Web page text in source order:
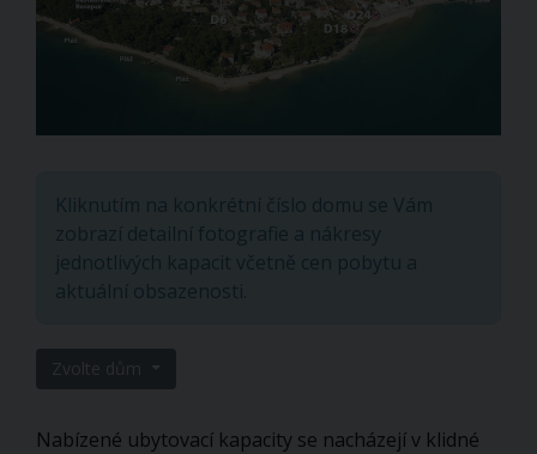
Kliknutím na konkrétní číslo domu se Vám
zobrazí detailní fotografie a nákresy
jednotlivých kapacit včetně cen pobytu a
aktuální obsazenosti.
Nabízené ubytovací kapacity se nacházejí v klidné